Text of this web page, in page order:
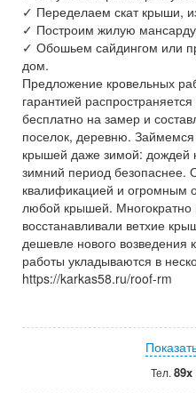
✓ Переделаем скат крыши,
✓ Построим жилую
✓ Обошьем сайдингом или
дом.
Предложение кровельных
гарантией
бесплатно на замер и
поселок, деревню.
крышей даже зимой: дождей
зимний период безопаснее.
квалификацией и огромным
любой крышей. Многократно
восстанавливали ветхие
дешевле нового возведения
работы укладываются в
https://karkas58.ru/roof-rm
Тел.